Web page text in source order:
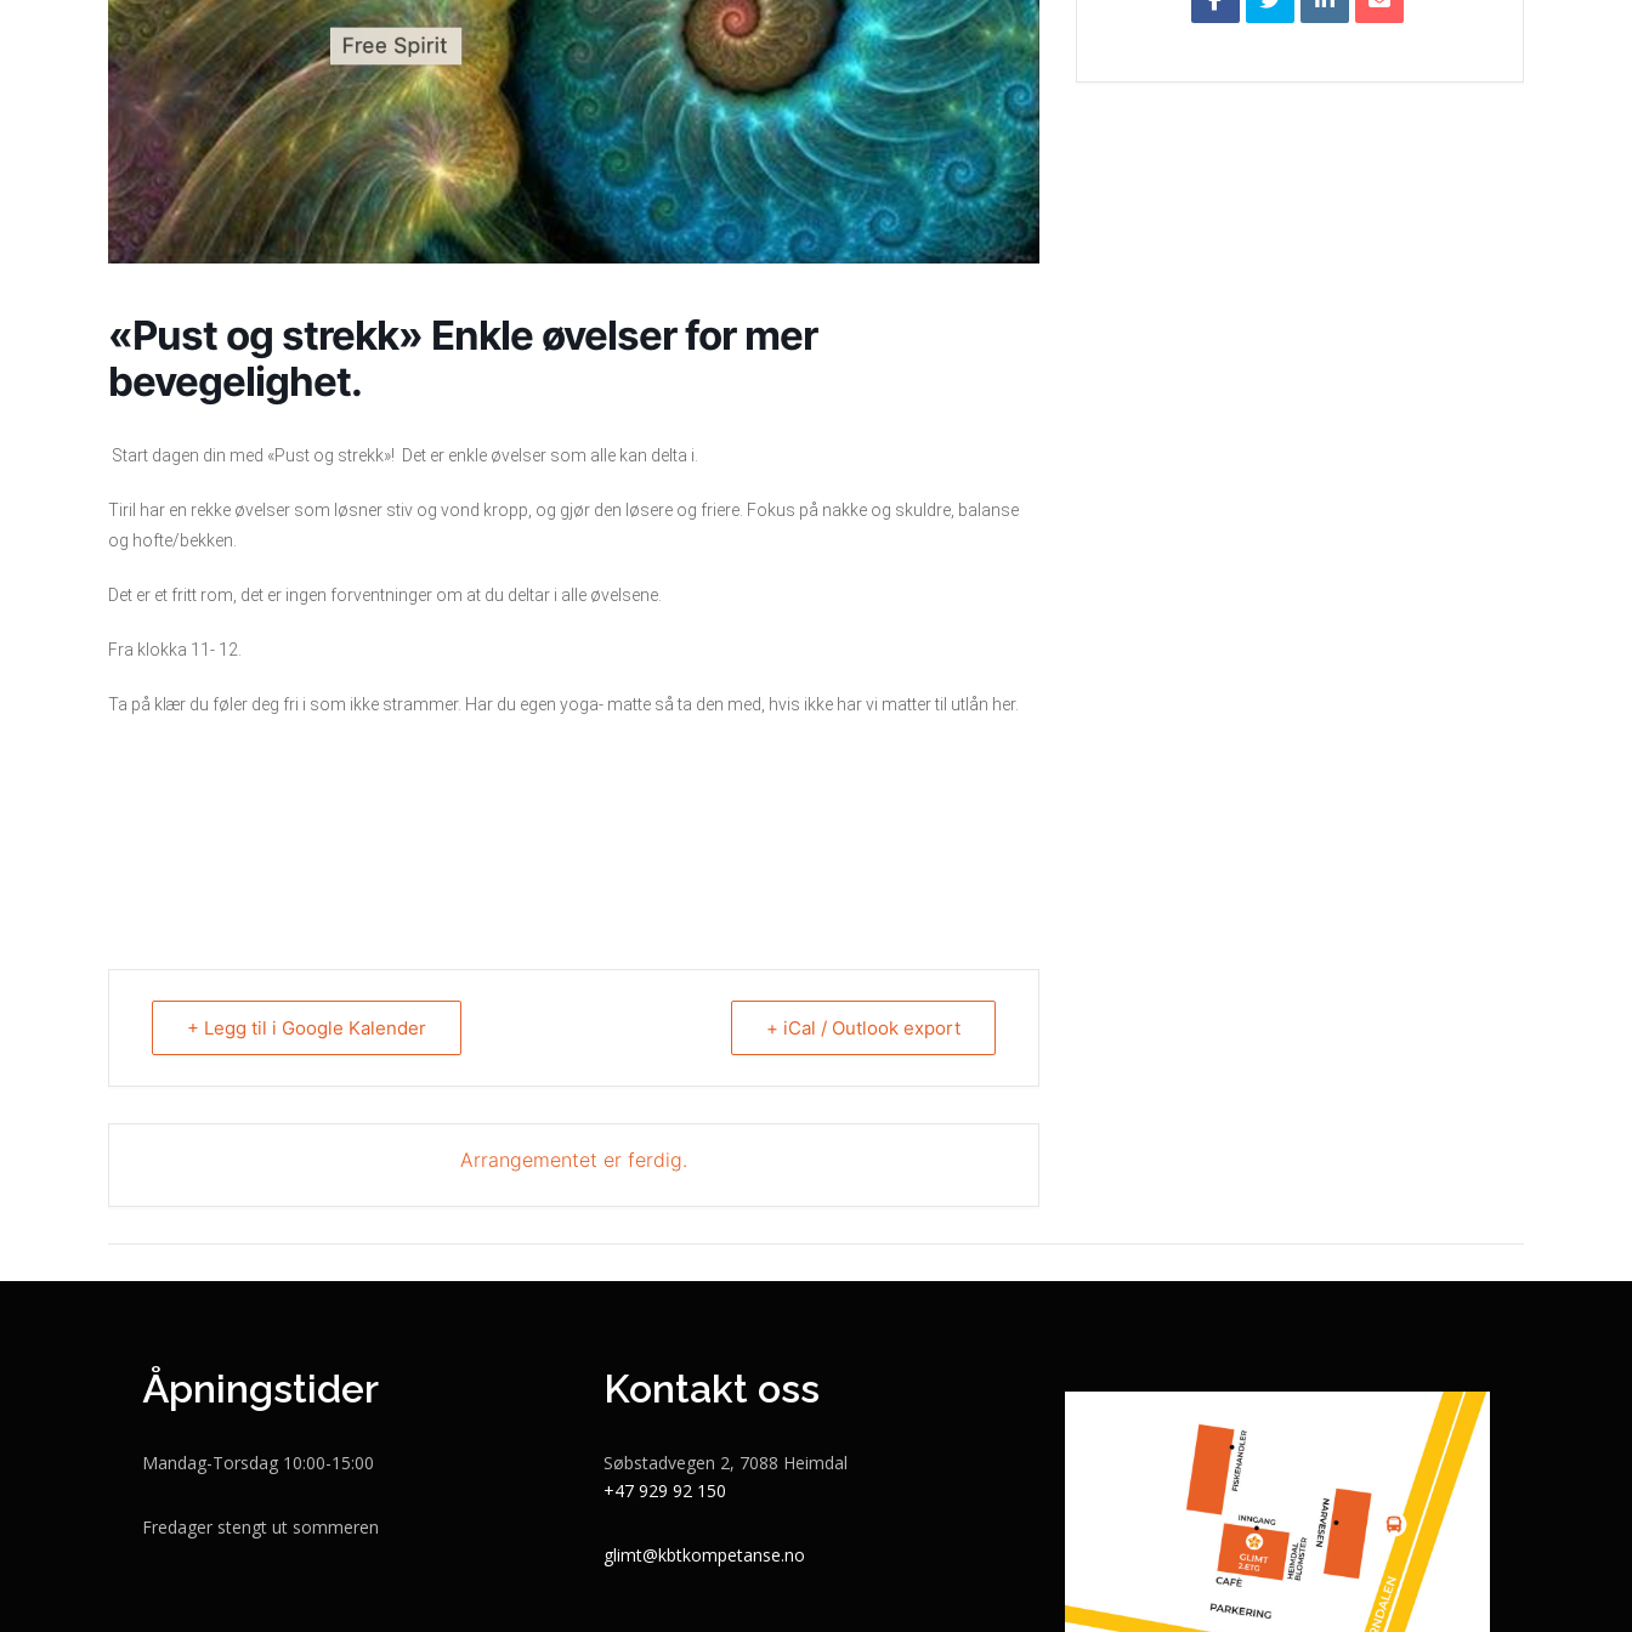
«Pust og strekk» Enkle øvelser for mer
bevegelighet.
Start dagen din med «Pust og strekk»! Det er enkle øvelser som alle kan delta i.
Tiril har en rekke øvelser som løsner stiv og vond kropp, og gjør den løsere og friere. Fokus på nakke og skuldre, balanse
og hofte/bekken.
Det er et fritt rom, det er ingen forventninger om at du deltar i alle øvelsene.
Fra klokka 11- 12.
Ta på klær du føler deg fri i som ikke strammer. Har du egen yoga- matte så ta den med, hvis ikke har vi matter til utlån her.
+ Legg til i Google Kalender + iCal / Outlook export
Arrangementet er ferdig.
Åpningstider
Mandag-Torsdag 10:00-15:00
Fredager stengt ut sommeren
Kontakt oss
Søbstadvegen 2, 7088 Heimdal
+47 929 92 150
glimt@kbtkompetanse.no